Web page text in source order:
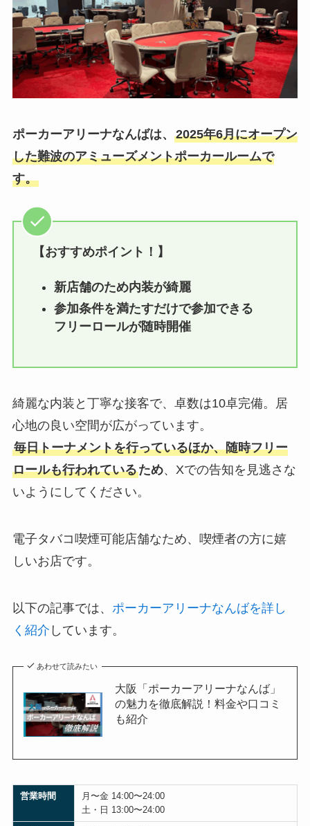
ポーカーアリーナなんばは、 2025年6月にオープン
した難波のアミューズメントポーカールームで
す。
【おすすめポイント！】
新店舗のため内装が綺麗
参加条件を満たすだけで参加できる
フリーロールが随時開催
綺麗な内装と丁寧な接客で、卓数は10卓完備。居
心地の良い空間が広がっています。
毎日トーナメントを行っているほか、随時フリー
ロールも行われているため、Xでの告知を見逃さな
いようにしてください。
電子タバコ喫煙可能店舗なため、喫煙者の方に嬉
しいお店です。
以下の記事では、 ポーカーアリーナなんばを詳し
く紹介 しています。
あわせて読みたい
大阪「ポーカーアリーナなんば」
の魅力を徹底解説！料金や口コミ
も紹介
営業時間
月〜金 14:00〜24:00
土・日 13:00〜24:00